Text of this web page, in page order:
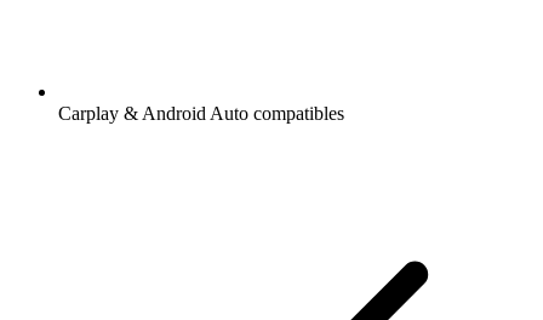
Carplay & Android Auto compatibles